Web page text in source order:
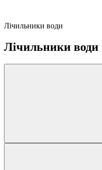
Лічильники води
Лічильники води